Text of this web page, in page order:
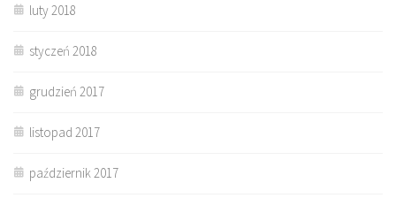
luty 2018
styczeń 2018
grudzień 2017
listopad 2017
październik 2017